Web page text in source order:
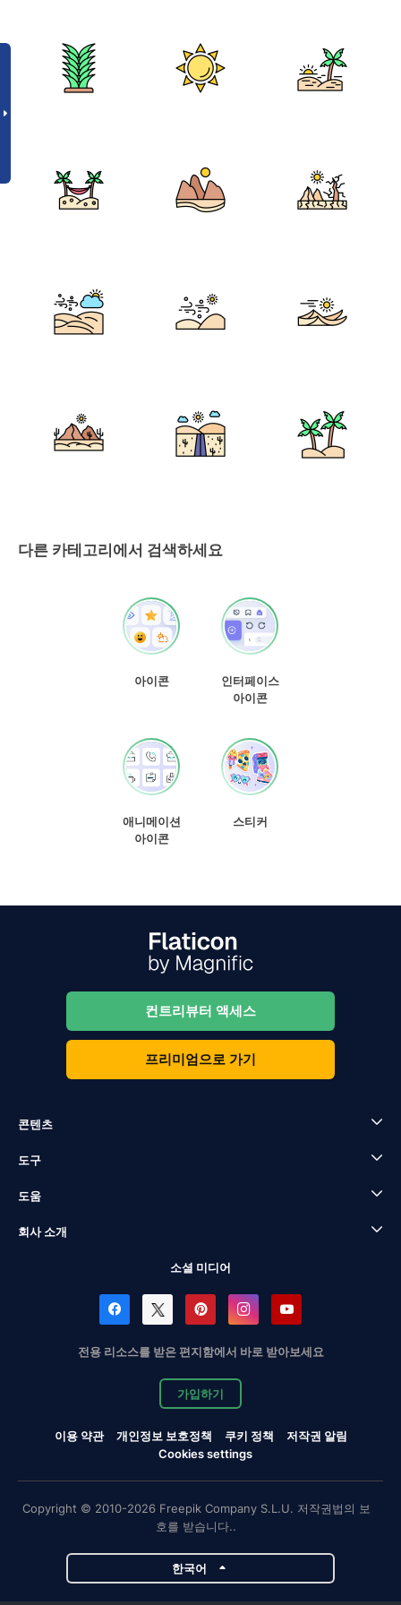
다른 카테고리에서 검색하세요
아이콘
인터페이스
아이콘
애니메이션
아이콘
스티커
컨트리뷰터 액세스
프리미엄으로 가기
콘텐츠
도구
도움
회사 소개
소셜 미디어
전용 리소스를 받은 편지함에서 바로 받아보세요
가입하기
이용 약관 개인정보 보호정책 쿠키 정책
저작권 알림
Cookies settings
Copyright © 2010-2026 Freepik Company S.L.U. 저작권법의 보
호를 받습니다..
한국어